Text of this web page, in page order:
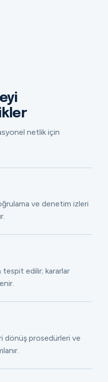
netlik için
ve denetim izleri
tespit edilir; kararlar
dönüş prosedürleri ve